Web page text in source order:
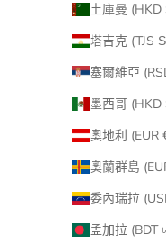
土庫曼 (HKD
塔吉克 (TJS
塞爾維亞
墨西哥 (HKD
奧地利 (EUR
奧蘭群島
委內瑞拉
孟加拉 (BDT